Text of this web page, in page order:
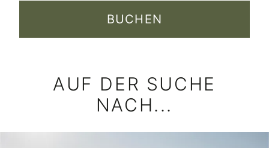
AUF DER SUCHE
NACH...